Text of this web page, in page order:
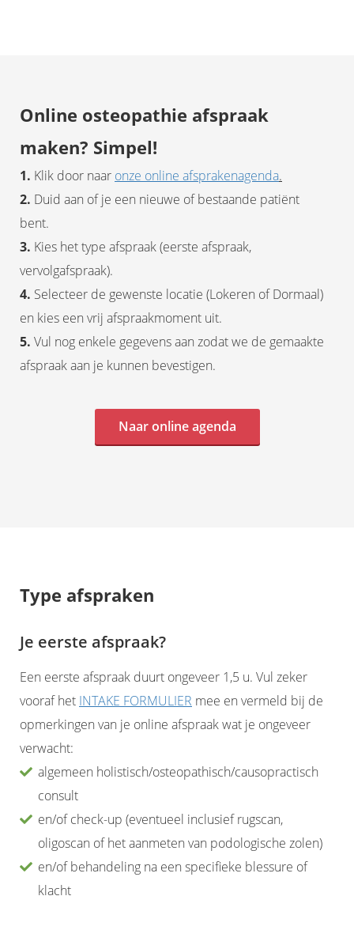
Online osteopathie afspraak
maken? Simpel!
1. Klik door naar onze online afsprakenagenda.
2. Duid aan of je een nieuwe of bestaande patiënt
bent.
3. Kies het type afspraak (eerste afspraak,
vervolgafspraak).
4. Selecteer de gewenste locatie (Lokeren of Dormaal)
en kies een vrij afspraakmoment uit.
5. Vul nog enkele gegevens aan zodat we de gemaakte
afspraak aan je kunnen bevestigen.
Naar online agenda
Type afspraken
Je eerste afspraak?
Een eerste afspraak duurt ongeveer 1,5 u. Vul zeker
vooraf het INTAKE FORMULIER mee en vermeld bij de
opmerkingen van je online afspraak wat je ongeveer
verwacht:
algemeen holistisch/osteopathisch/causopractisch
consult
en/of check-up (eventueel inclusief rugscan,
oligoscan of het aanmeten van podologische zolen)
en/of behandeling na een specifieke blessure of
klacht